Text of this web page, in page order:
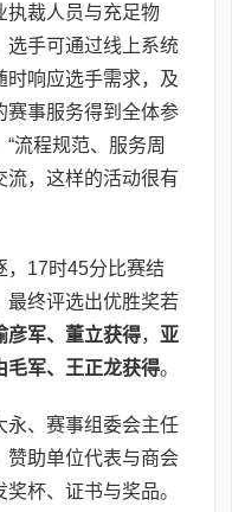
执裁人员与充足物
选手可通过线上系统
时响应选手需求，及
赛事服务得到全体参
流程规范、服务周
流，这样的活动很有
，17时45分比赛结
最终评选出优胜奖若
彦军、董立获得， 亚
毛军、王正龙获得。
永、赛事组委会主任
赞助单位代表与商会
杯、证书与奖品。